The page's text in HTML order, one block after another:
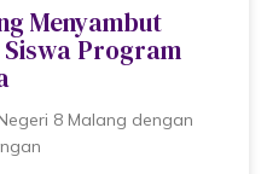
Menyambut
Program
8 Malang dengan